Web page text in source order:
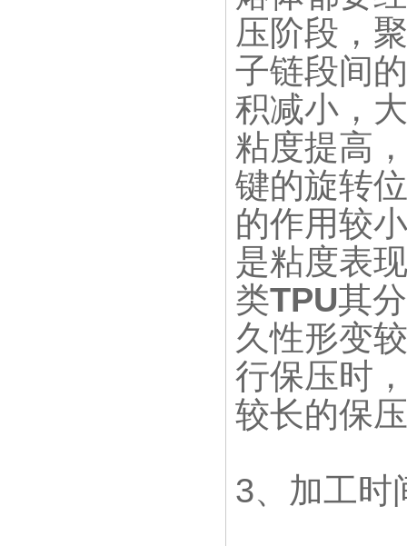
压阶段，
子链段间
积减小，
粘度提高
键的旋转
的作用较
是粘度表
类TPU其
久性形变
行保压时
较长的保
3、加工时